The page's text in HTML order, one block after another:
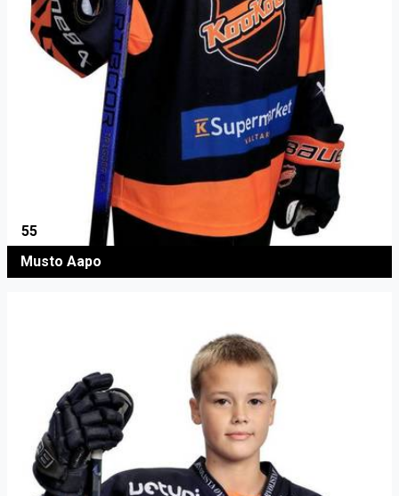
55
Musto Aapo